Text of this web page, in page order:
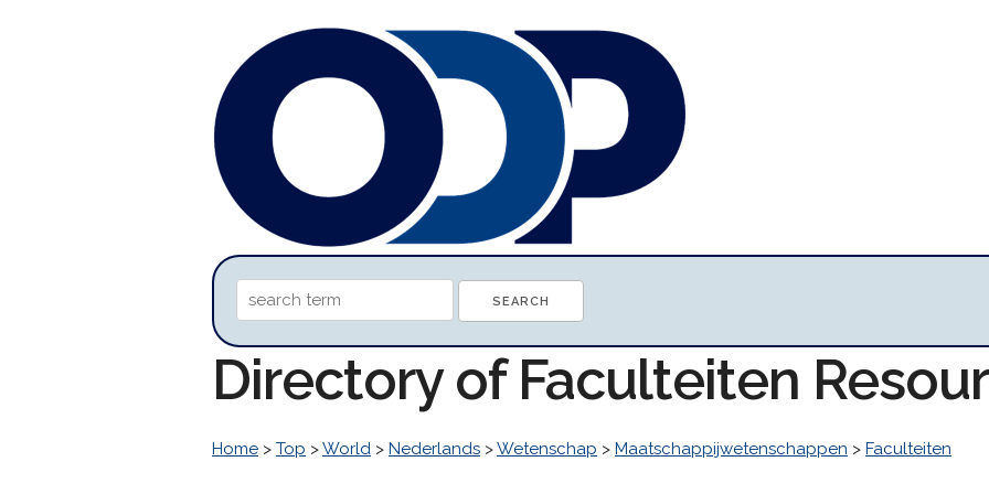
Directory of Faculteiten
Home > Top >World > Nederlands >Wetenschap > Maatschappijwetenschappen > Faculteiten